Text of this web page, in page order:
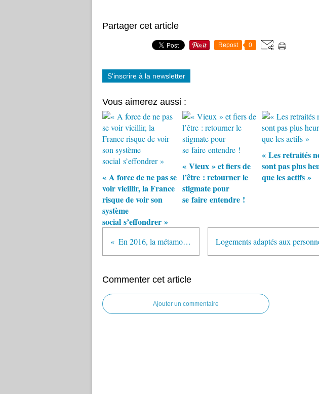
Partager cet article
Repost 0
S'inscrire à la newsletter
Vous aimerez aussi :
« A force de ne pas se
voir vieillir, la France
risque de voir son
système
social s’effondrer »
« Vieux » et fiers de
l’être : retourner le
stigmate pour
se faire entendre !
« Les retraités
sont pas plus
que les actifs »
En 2016, la métamorphose…
Commenter cet article
Ajouter un commentaire